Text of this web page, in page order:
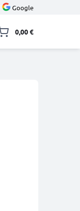
Google
0,00 €